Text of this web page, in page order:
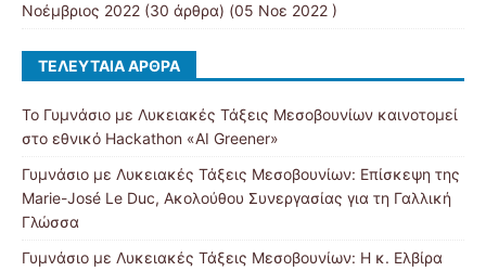
Νοέμβριος 2022 (30 άρθρα) (05 Νοε 2022 )
ΤΕΛΕΥΤΑΊΑ ΆΡΘΡΑ
Το Γυμνάσιο με Λυκειακές Τάξεις Μεσοβουνίων καινοτομεί
στο εθνικό Hackathon «AI Greener»
Γυμνάσιο με Λυκειακές Τάξεις Μεσοβουνίων: Επίσκεψη της
Marie-José Le Duc, Ακολούθου Συνεργασίας για τη Γαλλική
Γλώσσα
Γυμνάσιο με Λυκειακές Τάξεις Μεσοβουνίων: Η κ. Ελβίρα